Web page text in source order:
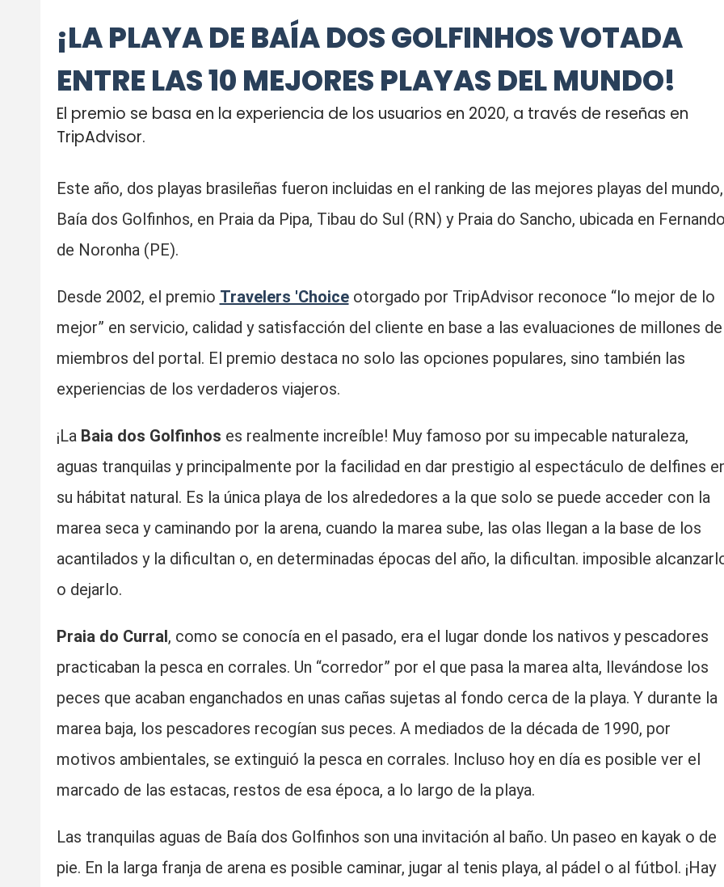
¡LA PLAYA DE BAÍA DOS GOLFINHOS VOTADA
ENTRE LAS 10 MEJORES PLAYAS DEL MUNDO!
El premio se basa en la experiencia de los usuarios en 2020, a través de reseñas en
TripAdvisor.
Este año, dos playas brasileñas fueron incluidas en el ranking de las mejores playas del mundo,
Baía dos Golfinhos, en Praia da Pipa, Tibau do Sul (RN) y Praia do Sancho, ubicada en
de Noronha (PE).
Desde 2002, el premio Travelers 'Choiceotorgado por TripAdvisor reconoce “lo mejor de lo
mejor” en servicio, calidad y satisfacción del cliente en base a las evaluaciones de millones de
miembros del portal. El premio destaca no solo las opciones populares, sino también las
experiencias de los verdaderos viajeros.
¡La Baia dos Golfinhos es realmente increíble! Muy famoso por su impecable naturaleza,
aguas tranquilas y principalmente por la facilidad en dar prestigio al espectáculo de delfines
su hábitat natural. Es la única playa de los alrededores a la que solo se puede acceder con la
marea seca y caminando por la arena, cuando la marea sube, las olas llegan a la base de los
acantilados y la dificultan o, en determinadas épocas del año, la dificultan. imposible
o dejarlo.
Praia do Curral, como se conocía en el pasado, era el lugar donde los nativos y pescadores
practicaban la pesca en corrales. Un “corredor” por el que pasa la marea alta, llevándose los
peces que acaban enganchados en unas cañas sujetas al fondo cerca de la playa. Y durante la
marea baja, los pescadores recogían sus peces. A mediados de la década de 1990, por
motivos ambientales, se extinguió la pesca en corrales. Incluso hoy en día es posible ver el
marcado de las estacas, restos de esa época, a lo largo de la playa.
Las tranquilas aguas de Baía dos Golfinhos son una invitación al baño. Un paseo en kayak o de
pie. En la larga franja de arena es posible caminar, jugar al tenis playa, al pádel o al fútbol. ¡Hay